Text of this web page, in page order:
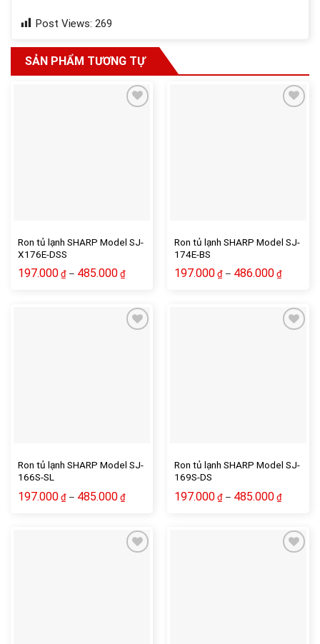
Post Views: 269
SẢN PHẨM TƯƠNG TỰ
Ron tủ lạnh SHARP Model SJ-
X176E-DSS
197.000 ₫– 485.000 ₫
Ron tủ lạnh SHARP Model SJ-
174E-BS
197.000 ₫– 486.000 ₫
Ron tủ lạnh SHARP Model SJ-
166S-SL
197.000 ₫– 485.000 ₫
Ron tủ lạnh SHARP Model SJ-
169S-DS
197.000 ₫– 485.000 ₫